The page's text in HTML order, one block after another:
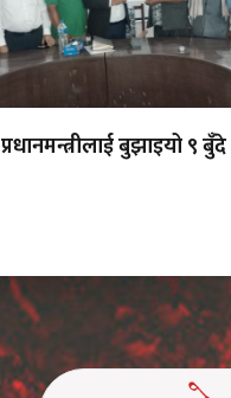
बुझाइयो ९ बुँदे